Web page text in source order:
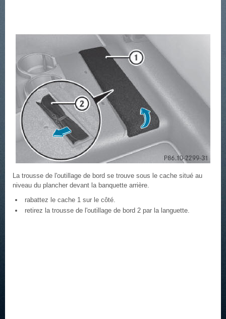
La trousse de l'outillage de bord se trouve sous le cache situé au
niveau du plancher devant la banquette arrière.
rabattez le cache 1 sur le côté.
retirez la trousse de l'outillage de bord 2 par la languette.